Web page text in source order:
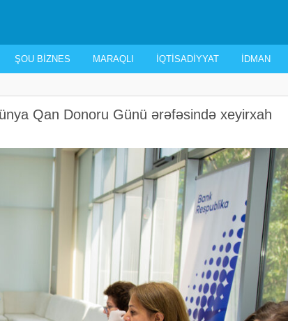
ŞOU BIZNES MARAQLI İQTISADIYYAT İDMAN
Qan Donoru Günü ərəfəsində xeyirxah